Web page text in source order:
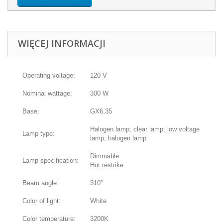
WIĘCEJ INFORMACJI
Operating voltage: 120 V
Nominal wattage: 300 W
Base: GX6,35
Lamp type:
Halogen lamp; clear lamp; low voltage
lamp; halogen lamp
Lamp specification:
Dimmable
Hot restrike
Beam angle: 310°
Color of light: White
Color temperature: 3200K